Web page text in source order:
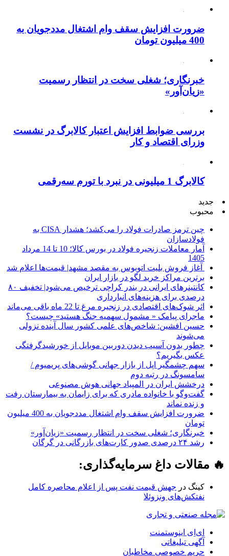
ضرورت افزایش سقف وام اشتغال مددجویان به
400 میلیون تومان
خبرنگاری؛ شغلی سخت در انتظار رسمیت
«زیان‌آور»
بررسی ضوابط افزایش اعتبار کالابرگ در نشست
وزرای اقتصاد و کار
کالابرگ 1 میلیونی در نبرد با تورم سه‌رقمی
جدید
محبوب
چین ترمز صادرات فولاد را می‌کشد؛ هشدار CISA به
فولادسازان
آمار معاملات زنجیره فولاد در بورس کالا؛ 10 تا 14 مرداد
1405
آغاز فروش بلیت اتوبوس به مقصد مشهد| قیمت‌ها اعلام شد
برترین مراکز خرید لگو در بازار ایران
کانتینرهای ایرانی در بندر کراچی ترخیص می‌شود| تخفیف ۸۰
درصدی برای هزینه‌های انبارداری
اثر شوک‌های اقتصادی در زنجیره مرغ تا 22 ماه باقی می‌ماند
ماجرای پیامک « مشمول سهمیه جنگ هستید» چیست؟
حسین افشین: شاخص‌های علمی کشور سال آینده نزولی
می‌شوند
چطور بدون آسیب دیدن دوربین موبایل از خورشیدگرفتگی
عکس بگیریم؟
سهم چشمگیر اپل از بازار جهانی گوشی‌های پریمیوم /
سامسونگ در رتبه دوم
درخشش ایران در المپیاد جهانی هوش مصنوعی
گفت‌وگو با خانواده مادری که برای زایمان به بیمارستان رفت
و زنده نماند
ضرورت افزایش سقف وام اشتغال مددجویان به 400 میلیون
تومان
خبرنگاری؛ شغلی سخت در انتظار رسمیت «زیان‌آور»
رشد ۲۴ درصدی صدور کارت‌های بازرگانی در گرگان
🔥 مقالات داغ سرمایه‌گذاری:
کینگ در جهش قیمت نفت پس از اعلام محاصره کامل
نفتکش‌های ونزوئلا
ای‌اِی اینوستمنت
آگهی تبلیغاتی
حریم خصوصی مخاطبان